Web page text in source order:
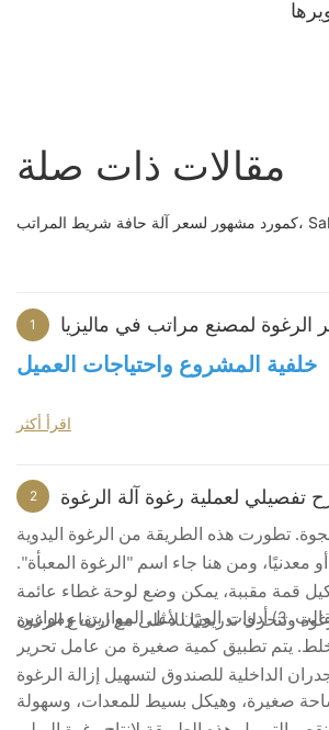
مقالات ذات صلة
1 الرغوة لمصنع مراتب في ماليزيا
خلفية المشروع واحتياجات العميل
لم يكن على دراية بتكوين المعدات، أو تحضير
المعاد تدويرها حول هدف مشروع العميل، حتى تتمكن
التواصل المبكر وتأكيد الحل
المحلية. وبناءً على هذه المعلومات، شرحنا اتجاه
المعدات، وخيارات التخطيط المختلفة في بيئة
اقرأ أكثر
2 تفصيلي لعملية رغوة آلة الرغوة
تطورت هذه الطريقة من الرغوة اليدوية
ومن هنا جاء اسم "الرغوة المعبأة".
قمة مقببة، يمكن وضع لوحة غطاء عائمة
تشمل المعدات الرئيسية لإنتاج الرغوة المعبأة ما يلي: 1) محرك كهربائي ميكانيكي، برميل خلط؛ 2) صندوق القالب. 3) أدوات الوزن مثل الموازين، وموازين
4) ساعة توقيت للتحكم في وقت الخلط. يتم تطبيق كمية صغيرة من عامل تحرير
صغيرة، وهيكل بسيط للمعدات، وسهولة